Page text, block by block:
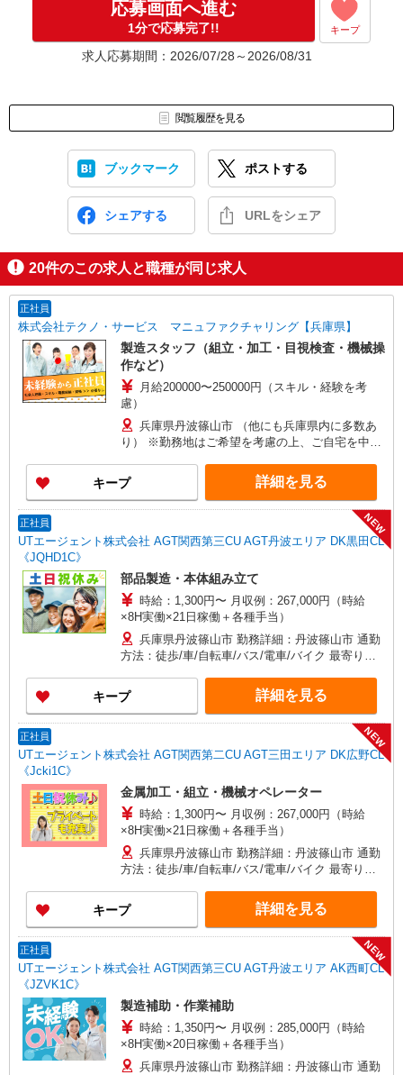
応募画面へ進む
1分で応募完了!! キープ
求人応募期間：2026/07/28～2026/08/31
閲覧履歴を見る
ブックマーク ポストする
シェアする URLをシェア
20件のこの求人と職種が同じ求人
正社員
株式会社テクノ・サービス マニュファクチャリング【兵庫県】
製造スタッフ（組立・加工・目視検査・機械操
作など）
月給200000〜250000円（スキル・経験を考
慮）
兵庫県丹波篠山市 （他にも兵庫県内に多数あ
り） ※勤務地はご希望を考慮の上、ご自宅を中心
なし）
キープ 詳細を見る
正社員
UTエージェント株式会社 AGT関西第三CU AGT丹波エリア DK黒田CL
《JQHD1C》
NEW
部品製造・本体組み立て
時給：1,300円〜 月収例：267,000円（時給
×8H実働×21日稼働＋各種手当）
兵庫県丹波篠山市 勤務詳細：丹波篠山市 通勤
方法：徒歩/車/自転車/バス/電車/バイク 最寄り
OK(4000円/月)
キープ 詳細を見る
正社員
UTエージェント株式会社 AGT関西第二CU AGT三田エリア DK広野CL
《Jcki1C》
NEW
金属加工・組立・機械オペレーター
時給：1,300円〜 月収例：267,000円（時給
×8H実働×21日稼働＋各種手当）
兵庫県丹波篠山市 勤務詳細：丹波篠山市 通勤
方法：徒歩/車/自転車/バス/電車/バイク 最寄り
（4,000円/月）
キープ 詳細を見る
正社員
UTエージェント株式会社 AGT関西第三CU AGT丹波エリア AK西町CL
《JZVK1C》
NEW
製造補助・作業補助
時給：1,350円〜 月収例：285,000円（時給
×8H実働×20日稼働＋各種手当）
兵庫県丹波篠山市 勤務詳細：丹波篠山市 通勤